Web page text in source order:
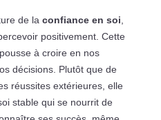
de la confiance en soi
positivement. Cette
à croire en nos
décisions. Plutôt que de
réussites extérieures, elle
stable qui se nourrit de